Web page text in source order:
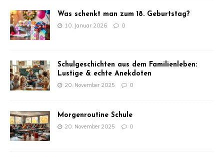
Was schenkt man zum 18. Geburtstag?
10. Januar 2026 0
Schulgeschichten aus dem Familienleben:
Lustige & echte Anekdoten
20. November 2025 0
Morgenroutine Schule
20. November 2025 0